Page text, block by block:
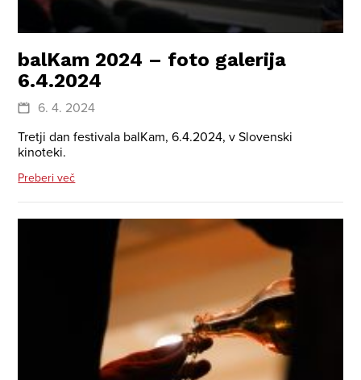
balKam 2024 – foto galerija
6.4.2024
6. 4. 2024
Tretji dan festivala balKam, 6.4.2024, v Slovenski
kinoteki.
Preberi več